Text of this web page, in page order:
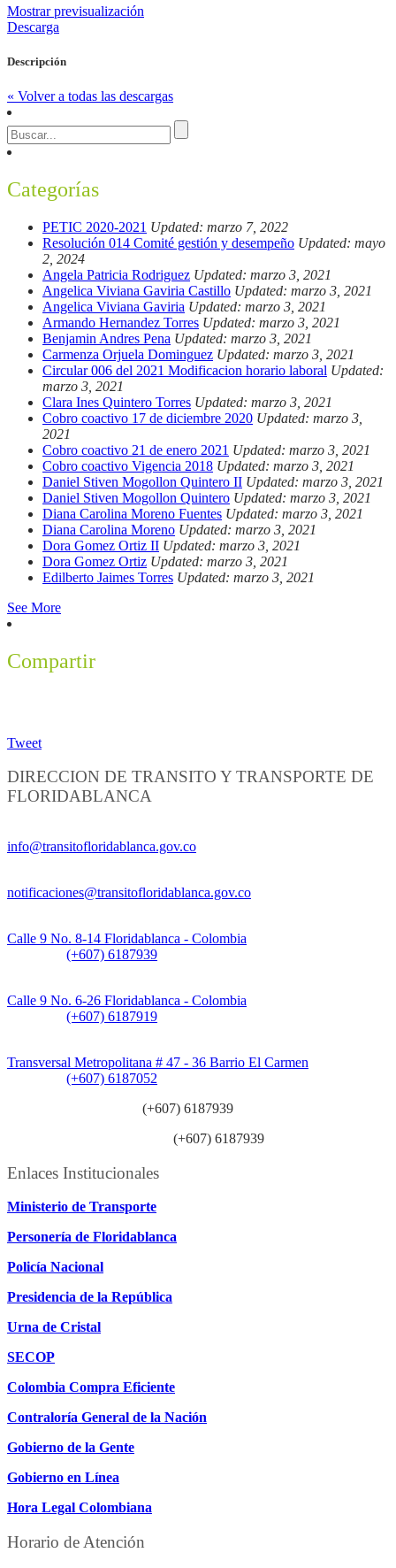
Mostrar previsualización
Descarga
Descripción
« Volver a todas las descargas
Categorías
PETIC 2020-2021 Updated: marzo 7, 2022
Resolución 014 Comité gestión y desempeño Updated: mayo
2, 2024
Angela Patricia Rodriguez Updated: marzo 3, 2021
Angelica Viviana Gaviria Castillo Updated: marzo 3, 2021
Angelica Viviana Gaviria Updated: marzo 3, 2021
Armando Hernandez Torres Updated: marzo 3, 2021
Benjamin Andres Pena Updated: marzo 3, 2021
Carmenza Orjuela Dominguez Updated: marzo 3, 2021
Circular 006 del 2021 Modificacion horario laboral Updated:
marzo 3, 2021
Clara Ines Quintero Torres Updated: marzo 3, 2021
Cobro coactivo 17 de diciembre 2020 Updated: marzo 3,
2021
Cobro coactivo 21 de enero 2021 Updated: marzo 3, 2021
Cobro coactivo Vigencia 2018 Updated: marzo 3, 2021
Daniel Stiven Mogollon Quintero II Updated: marzo 3, 2021
Daniel Stiven Mogollon Quintero Updated: marzo 3, 2021
Diana Carolina Moreno Fuentes Updated: marzo 3, 2021
Diana Carolina Moreno Updated: marzo 3, 2021
Dora Gomez Ortiz II Updated: marzo 3, 2021
Dora Gomez Ortiz Updated: marzo 3, 2021
Edilberto Jaimes Torres Updated: marzo 3, 2021
See More
Compartir
Tweet
DIRECCION DE TRANSITO Y TRANSPORTE DE
FLORIDABLANCA
info@transitofloridablanca.gov.co
notificaciones@transitofloridablanca.gov.co
Calle 9 No. 8-14 Floridablanca - Colombia
(+607) 6187939
Calle 9 No. 6-26 Floridablanca - Colombia
(+607) 6187919
Transversal Metropolitana # 47 - 36 Barrio El Carmen
(+607) 6187052
(+607) 6187939
(+607) 6187939
Enlaces Institucionales
Ministerio de Transporte
Personería de Floridablanca
Policía Nacional
Presidencia de la República
Urna de Cristal
SECOP
Colombia Compra Eficiente
Contraloría General de la Nación
Gobierno de la Gente
Gobierno en Línea
Hora Legal Colombiana
Horario de Atención